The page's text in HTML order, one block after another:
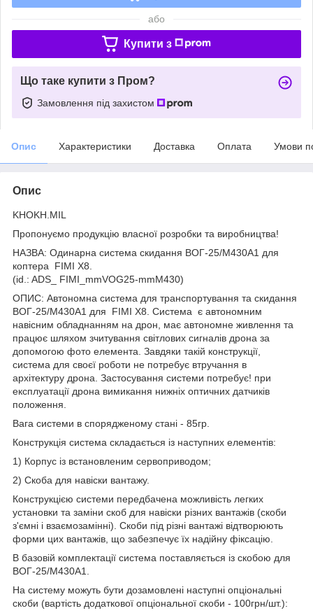
або
Купити з
Що таке купити з Пром?
Замовлення під захистом
Опис Характеристики Доставка Оплата Умови
Опис
KHOKH.MIL
Пропонуємо продукцію власної розробки та виробництва!
НАЗВА: Одинарна система скидання ВОГ-25/М430A1 для
коптера FIMI X8.
(id.: ADS_ FIMI_mmVOG25-mmM430)
ОПИС: Автономна система для транспортування та скидання
ВОГ-25/М430A1 для FIMI X8. Система є автономним
навісним обладнанням на дрон, має автономне живлення та
працює шляхом зчитування світлових сигналів дрона за
допомогою фото елемента. Завдяки такій конструкції,
система для своєї роботи не потребує втручання в
архітектуру дрона. Застосування системи потребує! при
експлуатації дрона вимикання нижніх оптичних датчиків
положення.
Вага системи в спорядженому стані - 85гр.
Конструкція система складається із наступних елементів:
1) Корпус із встановленим сервоприводом;
2) Скоба для навіски вантажу.
Конструкцією системи передбачена можливість легких
установки та заміни скоб для навіски різних вантажів (скоби
з'ємні і взаємозамінні). Скоби під різні вантажі відтворюють
форми цих вантажів, що забезпечує їх надійну фіксацію.
В базовій комплектації система поставляється із скобою для
ВОГ-25/М430A1.
На систему можуть бути дозамовлені наступні опціональні
скоби (вартість додаткової опціональної скоби - 100грн/шт.):